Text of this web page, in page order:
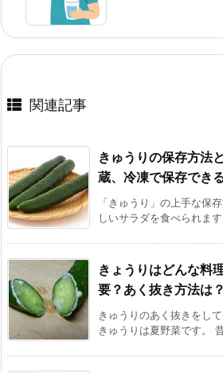
関連記事
きゅうりの保存方
蔵、冷凍で保存でき
「きゅうり」の上手な保
しいサラダを食べられま
きょうりはどんな料
要？あく抜き方法は？
きゅうりのあく抜きをし
きゅうりは夏野菜です。